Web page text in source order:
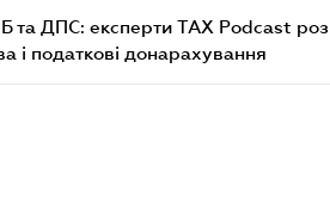
та ДПС: експерти TAX Podcast
і податкові донарахування